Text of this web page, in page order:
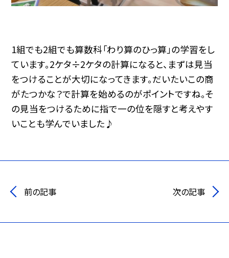
1組でも2組でも算数科「わり算のひっ算」の学習をし
ています。2ケタ÷2ケタの計算になると、まずは見当
をつけることが大切になってきます。だいたいこの商
がたつかな？で計算を始めるのがポイントですね。そ
の見当をつけるために指で一の位を隠すと考えやす
いことも学んでいました♪
前の記事 次の記事